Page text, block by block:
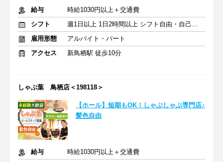
給与
時給1030円以上＋交通費
シフト
週1日以上 1日2時間以上 シフト自由・自己申告
雇用形態
アルバイト・パート
アクセス
新鳥栖駅 徒歩10分
しゃぶ葉 鳥栖店＜198118＞
【ホール】短期もOK！しゃぶしゃぶ専門店♪
髪色自由
給与
時給1030円以上＋交通費